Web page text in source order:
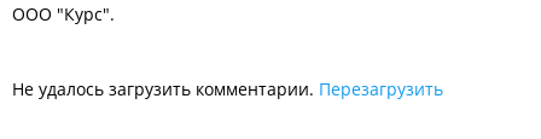
ООО "Курс".
Не удалось загрузить комментарии. Перезагрузить